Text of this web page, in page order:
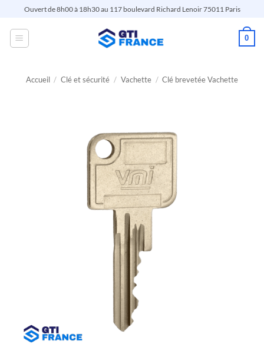
Passer
contenu
Ouvert de 8h00 à 18h30 au 117 boulevard Richard Lenoir 75011 Paris
0
Accueil / Clé et sécurité / Vachette / Clé brevetée Vachette